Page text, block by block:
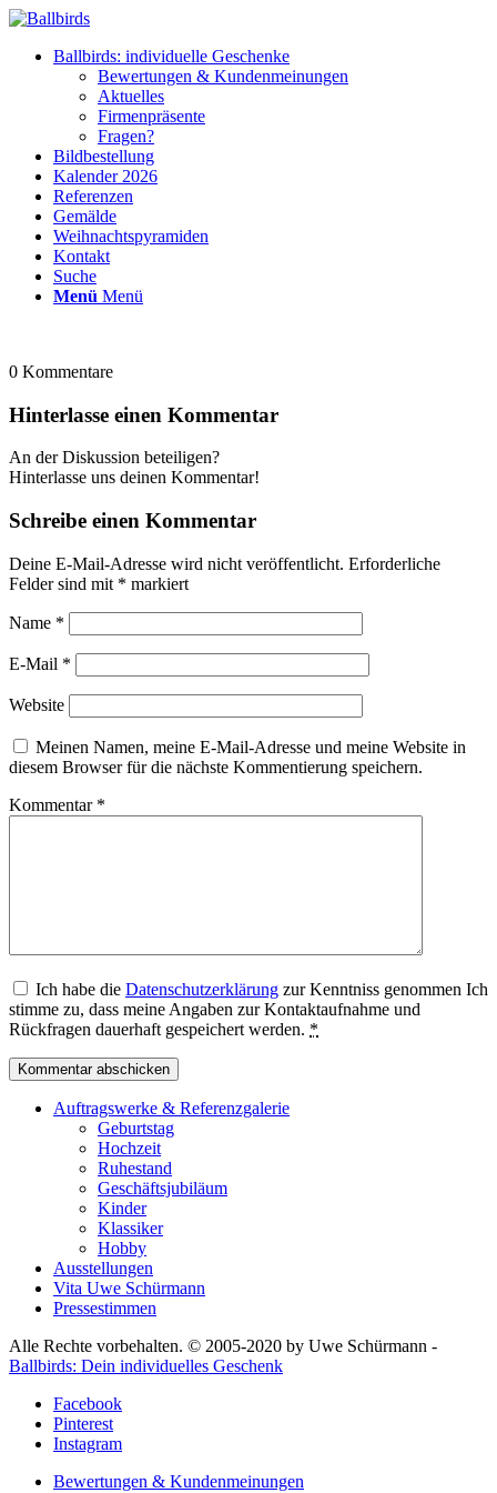
Ballbirds: individuelle Geschenke
Bewertungen & Kundenmeinungen
Aktuelles
Firmenpräsente
Fragen?
Bildbestellung
Kalender 2026
Referenzen
Gemälde
Weihnachtspyramiden
Kontakt
Suche
Menü Menü
0 Kommentare
Hinterlasse einen Kommentar
An der Diskussion beteiligen?
Hinterlasse uns deinen Kommentar!
Schreibe einen Kommentar
Deine E-Mail-Adresse wird nicht veröffentlicht. Erforderliche
Felder sind mit * markiert
Name *
E-Mail *
Website
Meinen Namen, meine E-Mail-Adresse und meine Website in
diesem Browser für die nächste Kommentierung speichern.
Kommentar *
Ich habe die Datenschutzerklärung zur Kenntniss genommen Ich
stimme zu, dass meine Angaben zur Kontaktaufnahme und
Rückfragen dauerhaft gespeichert werden. *
Auftragswerke & Referenzgalerie
Geburtstag
Hochzeit
Ruhestand
Geschäftsjubiläum
Kinder
Klassiker
Hobby
Ausstellungen
Vita Uwe Schürmann
Pressestimmen
Alle Rechte vorbehalten. © 2005-2020 by Uwe Schürmann -
Ballbirds: Dein individuelles Geschenk
Facebook
Pinterest
Instagram
Bewertungen & Kundenmeinungen